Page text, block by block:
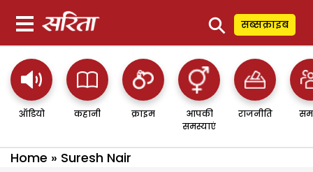
⚲ सब्सक्राइब
ऑडियो कहानी क्राइम
आपकी
समस्याएं
राजनीति
Home » Suresh Nair